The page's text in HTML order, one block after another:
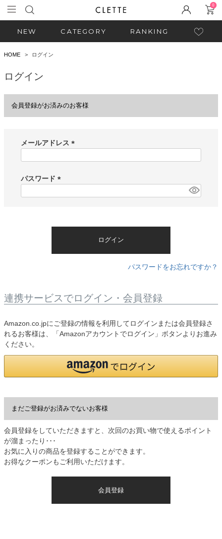
0
NEW CATEGORY RANKING
HOME ログイン
ログイン
会員登録がお済みのお客様
メールアドレス
)
パスワード
ログイン
パスワードをお忘れですか？
連携サービスでログイン・会員登録
Amazon.co.jpにご登録の情報を利用してログインまたは会員登録さ
れるお客様は、「Amazonアカウントでログイン」ボタンよりお進み
ください。
まだご登録がお済みでないお客様
会員登録をしていただきますと、次回のお買い物で使えるポイント
が溜まったり･･･
お気に入りの商品を登録することができます。
お得なクーポンもご利用いただけます。
会員登録